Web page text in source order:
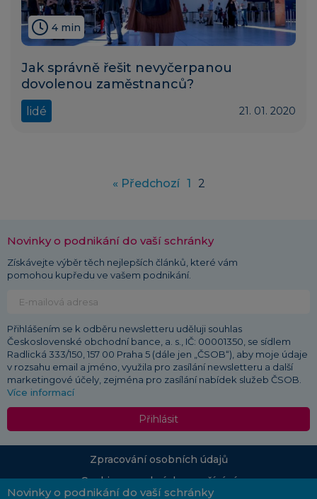
4 min
Jak správně řešit nevyčerpanou
dovolenou zaměstnanců?
lidé 21. 01. 2020
« Předchozí 1 2
Novinky o podnikání do vaší schránky
Získávejte výběr těch nejlepších článků, které vám
pomohou kupředu ve vašem podnikání.
Přihlášením se k odběru newsletteru uděluji souhlas
Československé obchodní bance, a. s., IČ: 00001350, se sídlem
Radlická 333/150, 157 00 Praha 5 (dále jen „ČSOB“), aby moje údaje
v rozsahu email a jméno, využila pro zasílání newsletteru a další
marketingové účely, zejména pro zasílání nabídek služeb ČSOB.
Více informací
Přihlásit
Zpracování osobních údajů
Cookies a podmínky používání
Novinky o podnikání do vaší schránky